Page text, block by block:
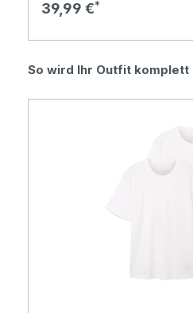
Regulärer Preis:
39,99 €
Produktgalerie überspringen
So wird Ihr Outfit komplett